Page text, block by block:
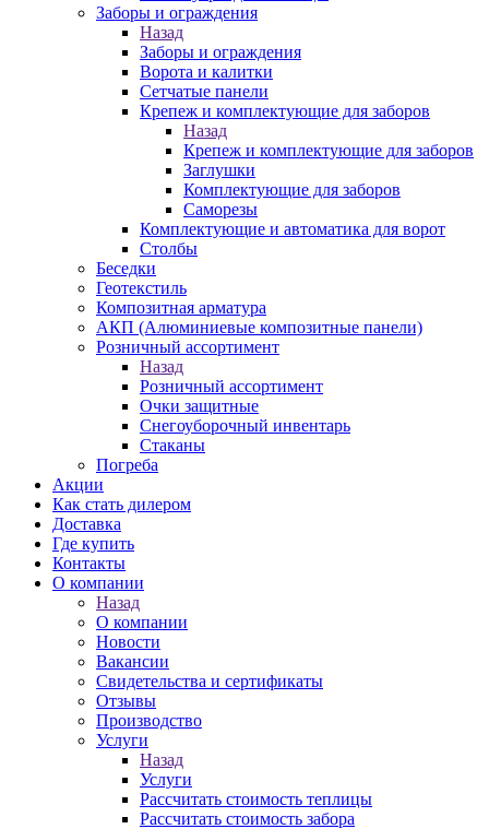
Заборы и ограждения
Назад
Заборы и ограждения
Ворота и калитки
Сетчатые панели
Крепеж и комплектующие для заборов
Назад
Крепеж и комплектующие для заборов
Заглушки
Комплектующие для заборов
Саморезы
Комплектующие и автоматика для ворот
Столбы
Беседки
Геотекстиль
Композитная арматура
АКП (Алюминиевые композитные панели)
Розничный ассортимент
Назад
Розничный ассортимент
Очки защитные
Снегоуборочный инвентарь
Стаканы
Погреба
Акции
Как стать дилером
Доставка
Где купить
Контакты
О компании
Назад
О компании
Новости
Вакансии
Свидетельства и сертификаты
Отзывы
Производство
Услуги
Назад
Услуги
Рассчитать стоимость теплицы
Рассчитать стоимость забора